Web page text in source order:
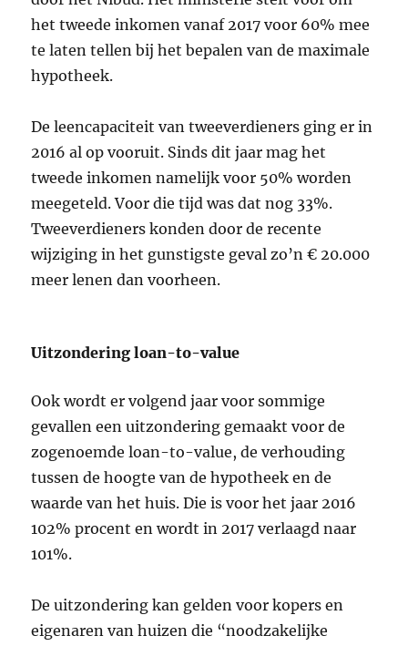
het tweede inkomen vanaf 2017 voor 60% mee
te laten tellen bij het bepalen van de maximale
hypotheek.
De leencapaciteit van tweeverdieners ging er in
2016 al op vooruit. Sinds dit jaar mag het
tweede inkomen namelijk voor 50% worden
meegeteld. Voor die tijd was dat nog 33%.
Tweeverdieners konden door de recente
wijziging in het gunstigste geval zo’n € 20.000
meer lenen dan voorheen.
Uitzondering loan-to-value
Ook wordt er volgend jaar voor sommige
gevallen een uitzondering gemaakt voor de
zogenoemde loan-to-value, de verhouding
tussen de hoogte van de hypotheek en de
waarde van het huis. Die is voor het jaar 2016
102% procent en wordt in 2017 verlaagd naar
101%.
De uitzondering kan gelden voor kopers en
eigenaren van huizen die “noodzakelijke